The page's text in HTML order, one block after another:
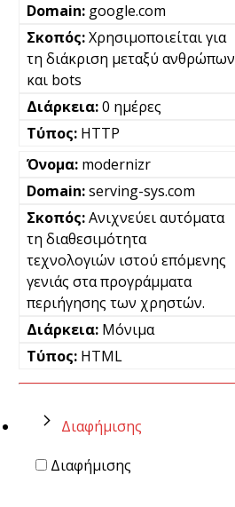
google.com
Χρησιμοποιείται για
τη διάκριση μεταξύ ανθρώπων
και bots
0 ημέρες
HTTP
modernizr
serving-sys.com
Ανιχνεύει αυτόματα
τη διαθεσιμότητα
τεχνολογιών ιστού επόμενης
γενιάς στα προγράμματα
περιήγησης των χρηστών.
Μόνιμα
HTML
Διαφήμισης
Διαφήμισης